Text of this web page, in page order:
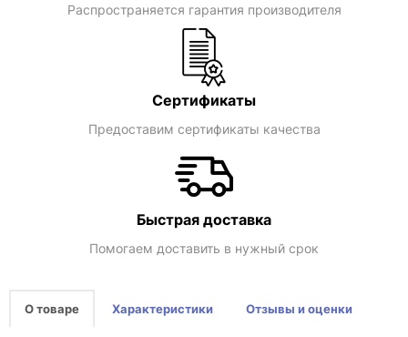
Распространяется гарантия производителя
Сертификаты
Предоставим сертификаты качества
Быстрая доставка
Помогаем доставить в нужный срок
О товаре Характеристики Отзывы и оценки